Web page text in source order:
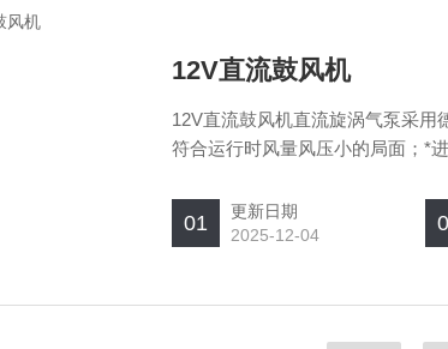
12V直流鼓风机
12V直流鼓风机直流旋涡气泵采
符合运行时风量风压小的局面；*
01
更新日期
2025-12-04